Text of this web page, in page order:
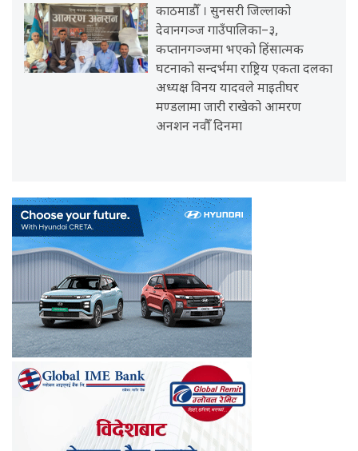
काठमाडौँ । सुनसरी जिल्लाको
देवानगञ्ज गाउँपालिका–३,
कप्तानगञ्जमा भएको हिंसात्मक
घटनाको सन्दर्भमा राष्ट्रिय एकता दलका
अध्यक्ष विनय यादवले माइतीघर
मण्डलामा जारी राखेको आमरण
अनशन नवौँ दिनमा